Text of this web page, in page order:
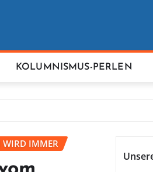
KOLUMNISMUS-PERLEN
WIRD IMMER